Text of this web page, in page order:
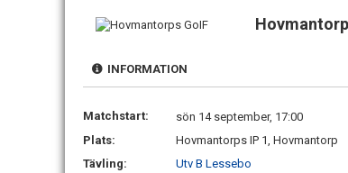
INFORMATION
Matchstart:
sön 14 september, 17:00
Plats:
Hovmantorps IP 1, Hovmantorp
Tävling:
Utv B Lessebo